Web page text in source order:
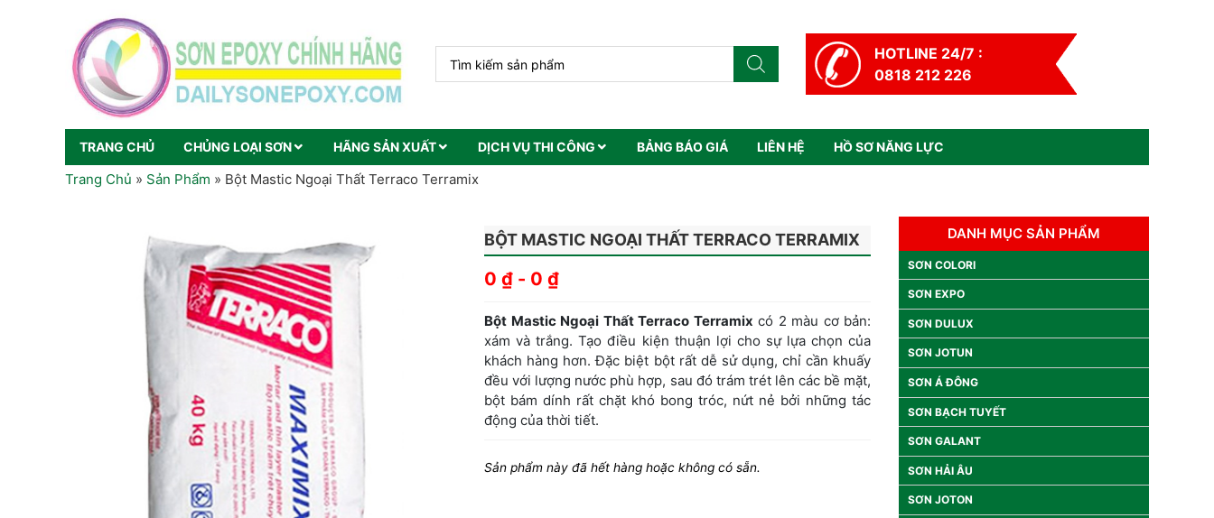
HOTLINE 24/7 :
0818 212 226
TRANG CHỦ CHỦNG LOẠI SƠN HÃNG SẢN XUẤT DỊCH VỤ THI CÔNG BẢNG BÁO GIÁ LIÊN HỆ HỒ SƠ NĂNG LỰC
Trang Chủ » Sản Phẩm » Bột Mastic Ngoại Thất Terraco Terramix
BỘT MASTIC NGOẠI THẤT TERRACO TERRAMIX
0 ₫ - 0 ₫
Bột Mastic Ngoại Thất Terraco Terramix có 2 màu cơ bản:
xám và trắng. Tạo điều kiện thuận lợi cho sự lựa chọn của
khách hàng hơn. Đặc biệt bột rất dễ sử dụng, chỉ cần khuấy
đều với lượng nước phù hợp, sau đó trám trét lên các bề mặt,
bột bám dính rất chặt khó bong tróc, nứt nẻ bởi những tác
động của thời tiết.
Sản phẩm này đã hết hàng hoặc không có sẵn.
DANH MỤC SẢN PHẨM
SƠN COLORI
SƠN EXPO
SƠN DULUX
SƠN JOTUN
SƠN Á ĐÔNG
SƠN BẠCH TUYẾT
SƠN GALANT
SƠN HẢI ÂU
SƠN JOTON